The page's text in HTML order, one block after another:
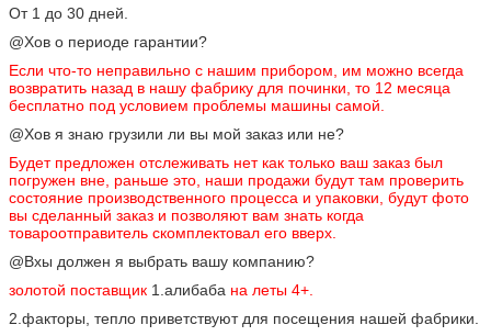
От 1 до 30 дней.
@Хов о периоде гарантии?
Если что-то неправильно с нашим прибором, им можно всегда
возвратить назад в нашу фабрику для починки, то 12 месяца
бесплатно под условием проблемы машины самой.
@Хов я знаю грузили ли вы мой заказ или не?
Будет предложен отслеживать нет как только ваш заказ был
погружен вне, раньше это, наши продажи будут там проверить
состояние производственного процесса и упаковки, будут фото
вы сделанный заказ и позволяют вам знать когда
товароотправитель скомплектовал его вверх.
@Вхы должен я выбрать вашу компанию?
золотой поставщик 1.алибаба на леты 4+.
2.факторы, тепло приветствуют для посещения нашей фабрики.